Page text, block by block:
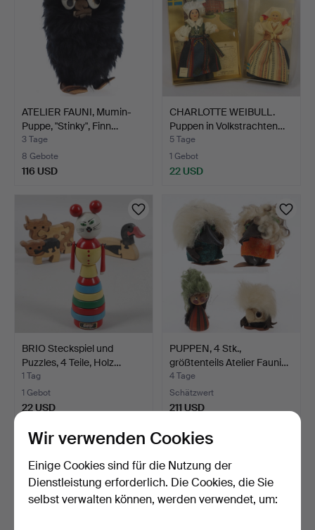
ATELIER FAUNI, Mumin-
Puppe, "Stinky", Finn…
3 Tage
8 Gebote
116 USD
CHARLOTTE WEIBULL.
Puppen in Volkstrachten…
5 Tage
1 Gebot
22 USD
BRIO Steckspiel und
Puzzles, 4 Teile, Holz…
1 Tag
1 Gebot
22 USD
PUPPEN, 4 Stk.,
größtenteils Atelier Fauni…
4 Tage
Schätzwert
211 USD
Wir verwenden Cookies
Einige Cookies sind für die Nutzung der
Dienstleistung erforderlich. Die Cookies, die Sie
selbst verwalten können, werden verwendet, um: